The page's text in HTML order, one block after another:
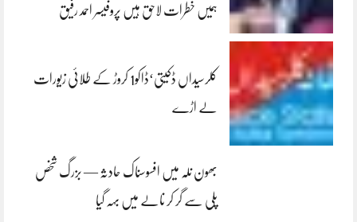
ہمیں خطرات لاحق ہیں پروفیسر احمد رفیق
کلرسیداں ڈکیتی‘ڈاکو1 کروڑ کے طلائی زیورات
لے اڑے
بھون نلہ میں افسوسناک حادثہ — بزرگ شخص
پلی سے گر کر نالے میں بہہ گیا